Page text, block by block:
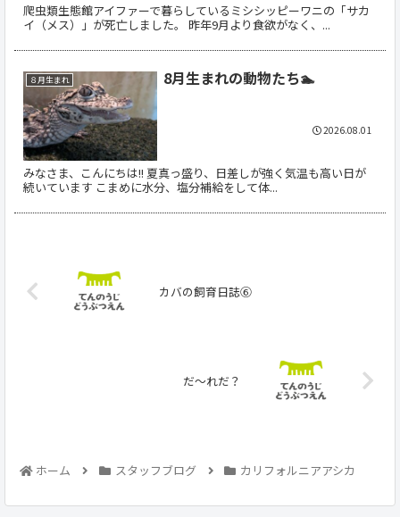
爬虫類生態館アイファーで暮らしているミシシッピーワニの「サカ
イ（メス）」が死亡しました。 昨年9月より食欲がなく、...
８月生まれ 8月生まれの動物たち🏊
みなさま、こんにちは!! 夏真っ盛り、日差しが強く気温も高い日が
続いています こまめに水分、塩分補給をして体...
2026.08.01
カバの飼育日誌⑥
だ～れだ？
ホーム スタッフブログ カリフォルニアアシカ